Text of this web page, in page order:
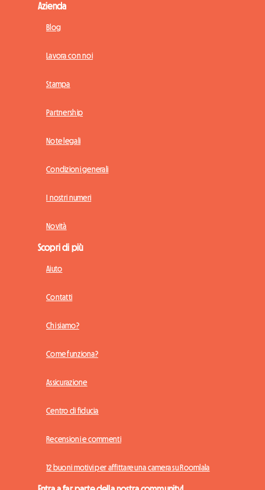
Azienda
Blog
Lavora con noi
Stampa
Partnership
Note legali
Condizioni generali
I nostri numeri
Novità
Scopri di più
Aiuto
Contatti
Chi siamo?
Come funziona?
Assicurazione
Centro di fiducia
Recensioni e commenti
12 buoni motivi per affittare una camera su Roomlala